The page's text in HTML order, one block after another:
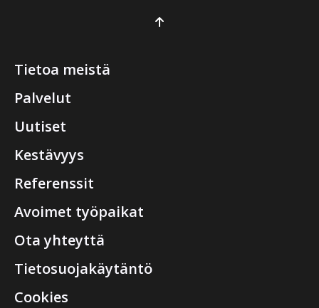
Tietoa meistä
Palvelut
Uutiset
Kestävyys
Referenssit
Avoimet työpaikat
Ota yhteyttä
Tietosuojakäytäntö
Cookies